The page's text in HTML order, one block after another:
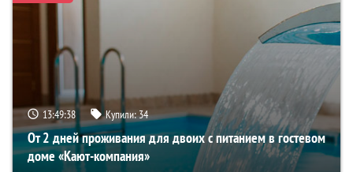
13:49:37 Купили:34
От 2 дней проживания для двоих с питанием в гостевом
доме «Кают-компания»